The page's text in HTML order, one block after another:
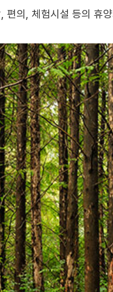
의, 체험시설 등의 휴